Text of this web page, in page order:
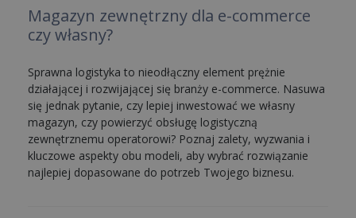
Magazyn zewnętrzny dla e-commerce
czy własny?
Sprawna logistyka to nieodłączny element prężnie
działającej i rozwijającej się branży e-commerce. Nasuwa
się jednak pytanie, czy lepiej inwestować we własny
magazyn, czy powierzyć obsługę logistyczną
zewnętrznemu operatorowi? Poznaj zalety, wyzwania i
kluczowe aspekty obu modeli, aby wybrać rozwiązanie
najlepiej dopasowane do potrzeb Twojego biznesu.